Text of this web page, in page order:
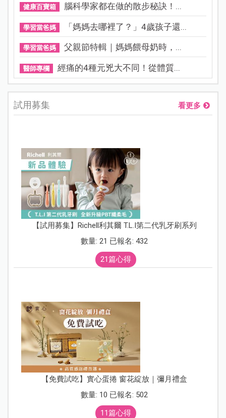
健康百寶箱 腦科學家都在做的散步秘訣！...
學習當爸媽 「媽媽去哪裡了？」4歲孩子還...
學習當爸媽 父親節特輯｜媽媽餵母奶時，...
醫師專欄 經痛的4種元兇大不同！從體質...
試用募集 看更多
【試用募集】Richell利其爾 T.L.I第二代乳牙刷系列
數量: 21 已報名: 432
21篇心得
【免費試吃】實心蛋捲 窗花綻放｜彌月禮盒
數量: 10 已報名: 502
11篇心得